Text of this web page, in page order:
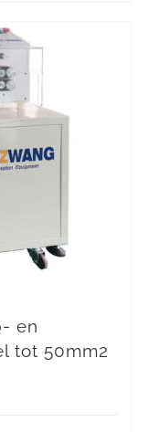
en
tot 50mm2